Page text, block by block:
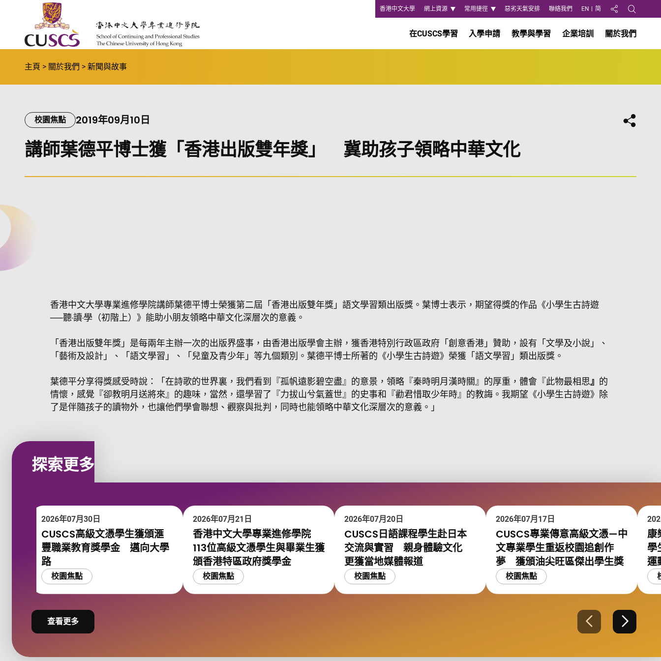
Skip to main content
The Chinese Univeristy of hong Kong 香港中文大學 網上資源 常用捷徑 惡劣天氣安排 聯絡我們 EN 简
分享至 Open
在CUSCS學習 入學申請 教學與學習 企業培訓 關於我們
主頁 關於我們 新聞與故事
校園焦點 2019年09月10日 分享
講師葉德平博士獲「香港出版雙年獎」 冀助孩子領略中華文化
香港中文大學專業進修學院講師葉德平博士榮獲第二屆「香港出版雙年獎」語文學習類出版獎。葉博士表示，期望得獎的作品《小學生古詩遊
──聽‧讀‧學（初階上）》能助小朋友領略中華文化深層次的意義。
「香港出版雙年獎」是每兩年主辦一次的出版界盛事，由香港出版學會主辦，獲香港特別行政區政府「創意香港」贊助，設有「文學及小說」、
「藝術及設計」、「語文學習」、「兒童及青少年」等九個類別。葉德平博士所著的《小學生古詩遊》榮獲「語文學習」類出版獎。
葉德平分享得獎感受時說：「在詩歌的世界裏，我們看到『孤帆遠影碧空盡』的意景，領略『秦時明月漢時關』的厚重，體會『此物最相思』 的
情懷，感覺『卻教明月送將來』的趣味，當然，還學習了『力拔山兮氣蓋世』的史事和『勸君惜取少年時』的教誨。我期望《小學生古詩遊》除
了是伴隨孩子的讀物外，也讓他們學會聯想、觀察與批判，同時也能領略中華文化深層次的意義。」
探索更多
2026年07月30日
CUSCS高級文憑學生獲頒滙
豐職業教育獎學金 邁向大學
路
校園焦點
2026年07月21日
香港中文大學專業進修學院
113位高級文憑學生與畢業生獲
頒香港特區政府獎學金
校園焦點
2026年07月20日
CUSCS日語課程學生赴日本
交流與實習 親身體驗文化
更獲當地媒體報道
校園焦點
2026年07月17日
CUSCS專業傳意高級文憑—中
文專業學生重返校園追創作
夢 獲頒油尖旺區傑出學生獎
校園焦點
康
學
運
查看更多
上一張 下一張